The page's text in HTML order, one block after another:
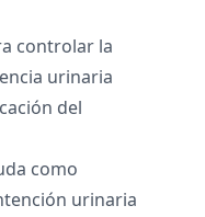
controlar la
urinaria
del
como
urinaria